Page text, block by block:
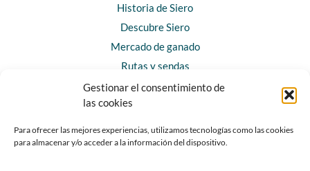
Gestionar el consentimiento de
las cookies
Para ofrecer las mejores experiencias, utilizamos tecnologías como las cookies
para almacenar y/o acceder a la información del dispositivo.
Historia de Siero
Descubre Siero
Mercado de ganado
Rutas y sendas
Horarios y contacto
Teléfonos de interés